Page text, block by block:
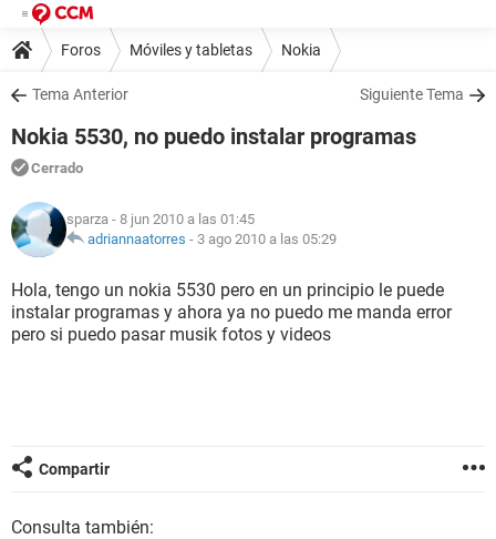
Foros Móviles y tabletas Nokia
Tema Anterior Siguiente Tema
Nokia 5530, no puedo instalar programas
Cerrado
sparza - 8 jun 2010 a las 01:45
adriannaatorres - 3 ago 2010 a las 05:29
Hola, tengo un nokia 5530 pero en un principio le puede
instalar programas y ahora ya no puedo me manda error
pero si puedo pasar musik fotos y videos
Compartir
Consulta también: